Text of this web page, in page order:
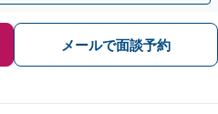
メールで面談予約